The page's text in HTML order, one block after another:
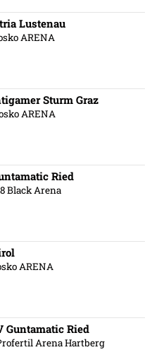
Lustenau
ARENA
Sturm Graz
ARENA
Ried
Black Arena
ARENA
Guntamatic Ried
Arena Hartberg